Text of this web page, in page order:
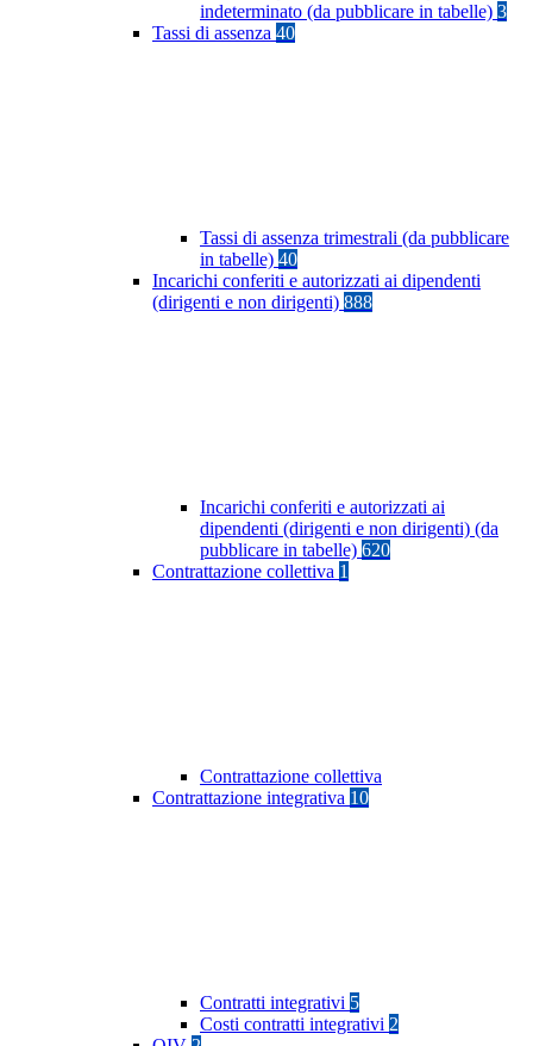
indeterminato (da pubblicare in tabelle) 3
Tassi di assenza 40
Tassi di assenza trimestrali (da pubblicare
in tabelle) 40
Incarichi conferiti e autorizzati ai dipendenti
(dirigenti e non dirigenti) 888
Incarichi conferiti e autorizzati ai
dipendenti (dirigenti e non dirigenti) (da
pubblicare in tabelle) 620
Contrattazione collettiva 1
Contrattazione collettiva
Contrattazione integrativa 10
Contratti integrativi 5
Costi contratti integrativi 2